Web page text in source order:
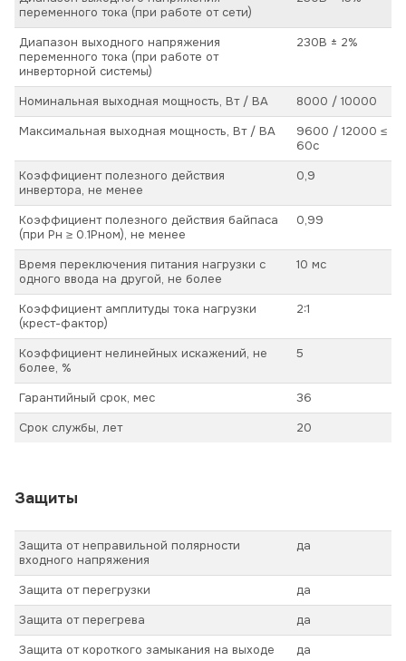
переменного тока (при работе от сети)
Диапазон выходного напряжения
переменного тока (при работе от
инверторной системы)
230В ± 2%
Номинальная выходная мощность, Вт / ВА
8000 / 10000
Максимальная выходная мощность, Вт / ВА
9600 / 12000 ≤
60с
Коэффициент полезного действия
инвертора, не менее
0,9
Коэффициент полезного действия байпаса
(при Pн ≥ 0.1Pном), не менее
0,99
Время переключения питания нагрузки с
одного ввода на другой, не более
10 мс
Коэффициент амплитуды тока нагрузки
(крест-фактор)
2:1
Коэффициент нелинейных искажений, не
более, %
5
Гарантийный срок, мес
36
Срок службы, лет
20
Защиты
Защита от неправильной полярности
входного напряжения
да
Защита от перегрузки
да
Защита от перегрева
да
Защита от короткого замыкания на выходе
да